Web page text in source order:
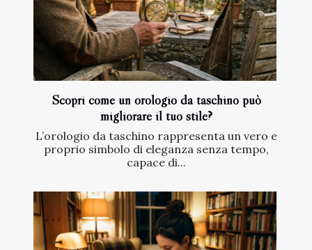
Scopri come un orologio da taschino può
migliorare il tuo stile?
L’orologio da taschino rappresenta un vero e
proprio simbolo di eleganza senza tempo,
capace di...